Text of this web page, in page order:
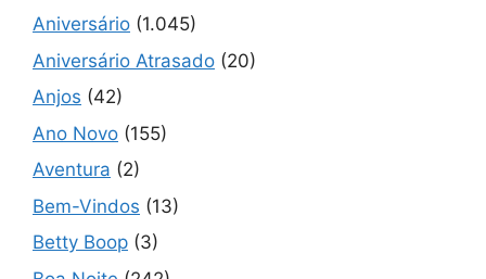
Aniversário (1.045)
Aniversário Atrasado (20)
Anjos (42)
Ano Novo (155)
Aventura (2)
Bem-Vindos (13)
Betty Boop (3)